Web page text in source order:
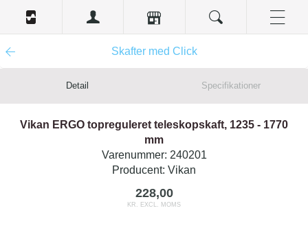
Skafter med Click
Detail Specifikationer
Vikan ERGO topreguleret teleskopskaft, 1235 - 1770
mm
Varenummer: 240201
Producent: Vikan
228,00
KR. EXCL. MOMS